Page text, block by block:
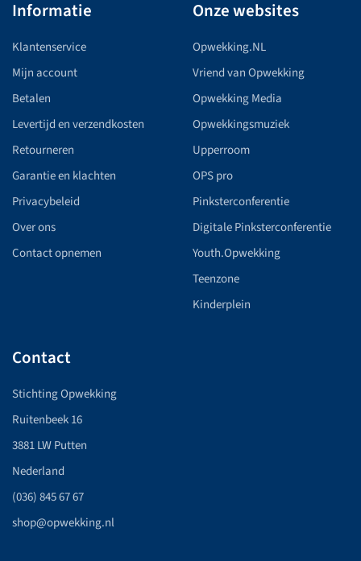
Informatie
Klantenservice
Mijn account
Betalen
Levertijd en verzendkosten
Retourneren
Garantie en klachten
Privacybeleid
Over ons
Contact opnemen
Onze websites
Opwekking.NL
Vriend van Opwekking
Opwekking Media
Opwekkingsmuziek
Upperroom
OPS pro
Pinksterconferentie
Digitale Pinksterconferentie
Youth.Opwekking
Teenzone
Kinderplein
Contact
Stichting Opwekking
Ruitenbeek 16
3881 LW Putten
Nederland
(036) 845 67 67
shop@opwekking.nl